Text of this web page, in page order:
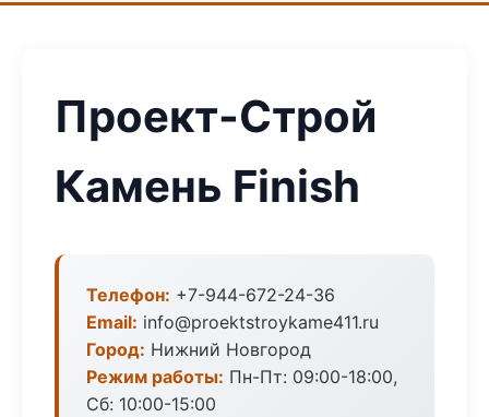
Проект-Строй
Камень Finish
Телефон: +7-944-672-24-36
Email: info@proektstroykame411.ru
Город: Нижний Новгород
Режим работы: Пн-Пт: 09:00-18:00,
Сб: 10:00-15:00